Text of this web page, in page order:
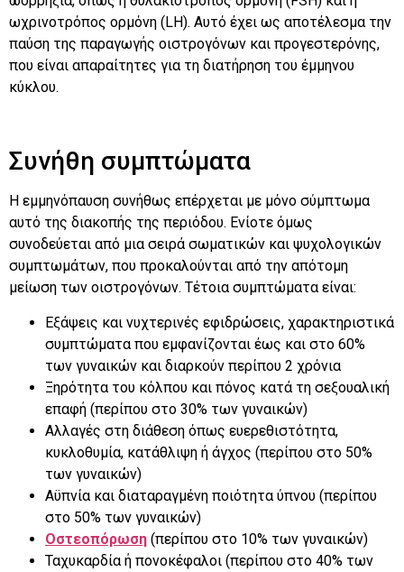
ωχρινοτρόπος ορμόνη (LH). Αυτό έχει ως αποτέλεσμα την
παύση της παραγωγής οιστρογόνων και προγεστερόνης,
που είναι απαραίτητες για τη διατήρηση του έμμηνου
κύκλου.
Συνήθη συμπτώματα
Η εμμηνόπαυση συνήθως επέρχεται με μόνο σύμπτωμα
αυτό της διακοπής της περιόδου. Ενίοτε όμως
συνοδεύεται από μια σειρά σωματικών και ψυχολογικών
συμπτωμάτων, που προκαλούνται από την απότομη
μείωση των οιστρογόνων. Τέτοια συμπτώματα είναι:
Εξάψεις και νυχτερινές εφιδρώσεις, χαρακτηριστικά
συμπτώματα που εμφανίζονται έως και στο 60%
των γυναικών και διαρκούν περίπου 2 χρόνια
Ξηρότητα του κόλπου και πόνος κατά τη σεξουαλική
επαφή (περίπου στο 30% των γυναικών)
Αλλαγές στη διάθεση όπως ευερεθιστότητα,
κυκλοθυμία, κατάθλιψη ή άγχος (περίπου στο 50%
των γυναικών)
Αϋπνία και διαταραγμένη ποιότητα ύπνου (περίπου
στο 50% των γυναικών)
Οστεοπόρωση (περίπου στο 10% των γυναικών)
Ταχυκαρδία ή πονοκέφαλοι (περίπου στο 40% των